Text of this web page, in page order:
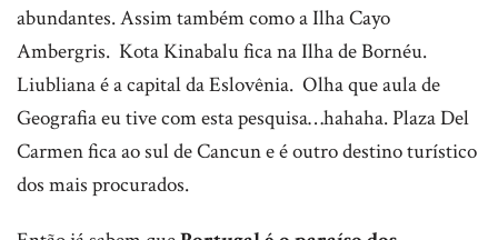
abundantes. Assim também como a Ilha Cayo
Ambergris. Kota Kinabalu fica na Ilha de Bornéu.
Liubliana é a capital da Eslovênia. Olha que aula de
Geografia eu tive com esta pesquisa…hahaha. Plaza Del
Carmen fica ao sul de Cancun e é outro destino turístico
dos mais procurados.